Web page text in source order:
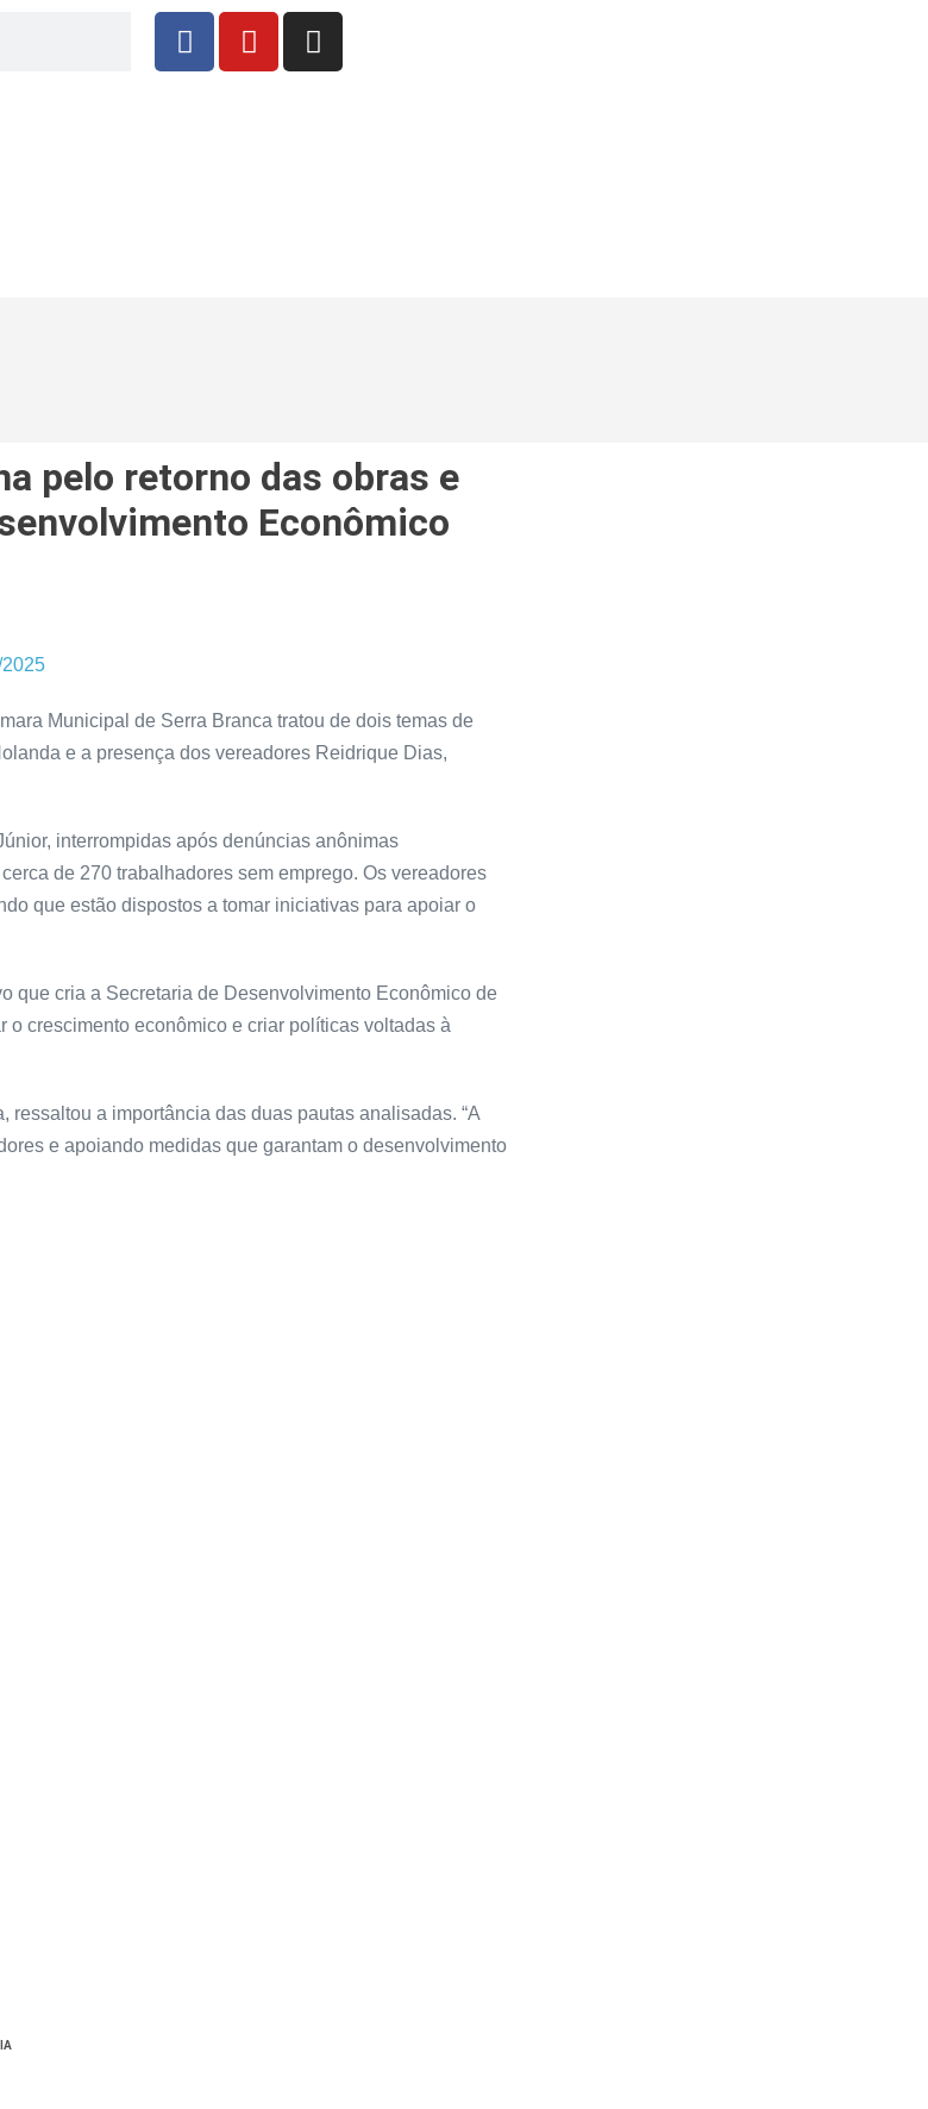
pelo retorno das obras e
Econômico
Municipal de Serra Branca tratou de dois temas de
e a presença dos vereadores Reidrique Dias,
interrompidas após denúncias anônimas
de 270 trabalhadores sem emprego. Os vereadores
que estão dispostos a tomar iniciativas para apoiar o
que cria a Secretaria de Desenvolvimento Econômico de
o crescimento econômico e criar políticas voltadas à
a importância das duas pautas analisadas. “A
e apoiando medidas que garantam o desenvolvimento